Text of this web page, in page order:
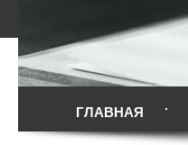
ГЛАВНАЯ